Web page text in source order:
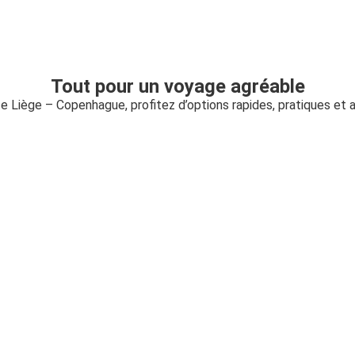
Tout pour un voyage agréable
Liège – Copenhague, profitez d’options rapides, pratiques et